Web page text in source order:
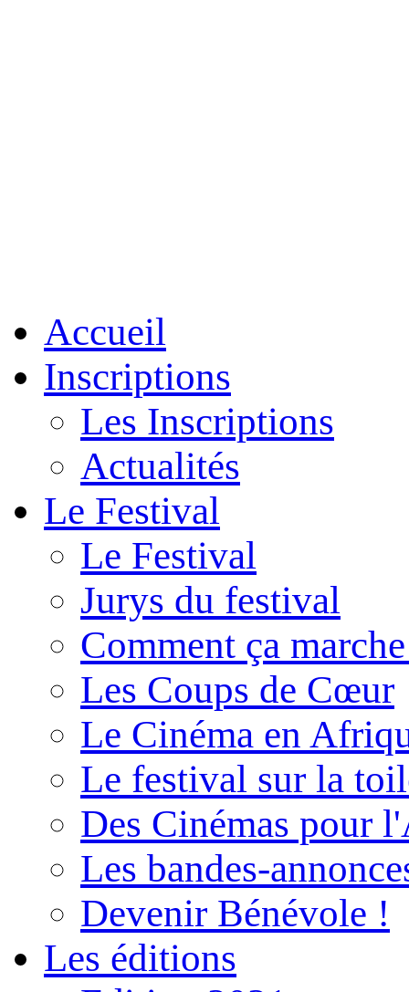
Accueil
Inscriptions
Les Inscriptions
Actualités
Le Festival
Le Festival
Jurys du festival
Comment ça
Les Coups de Cœur
Le Cinéma en
Le festival sur la
Des Cinémas pour
Les bandes-
Devenir Bénévole !
Les éditions